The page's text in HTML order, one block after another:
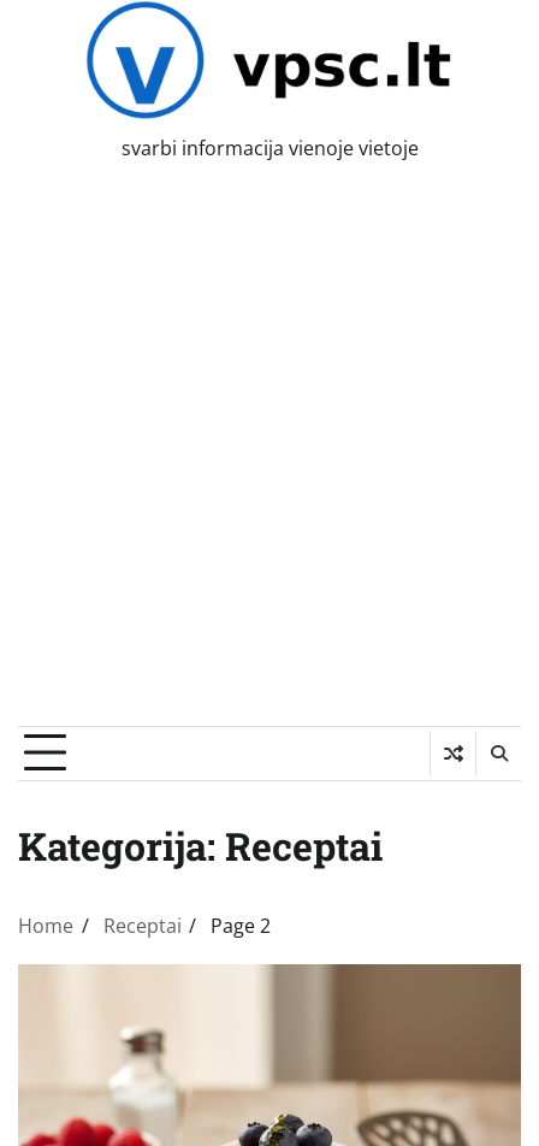
svarbi informacija vienoje vietoje
Kategorija: Receptai
Home Receptai Page 2